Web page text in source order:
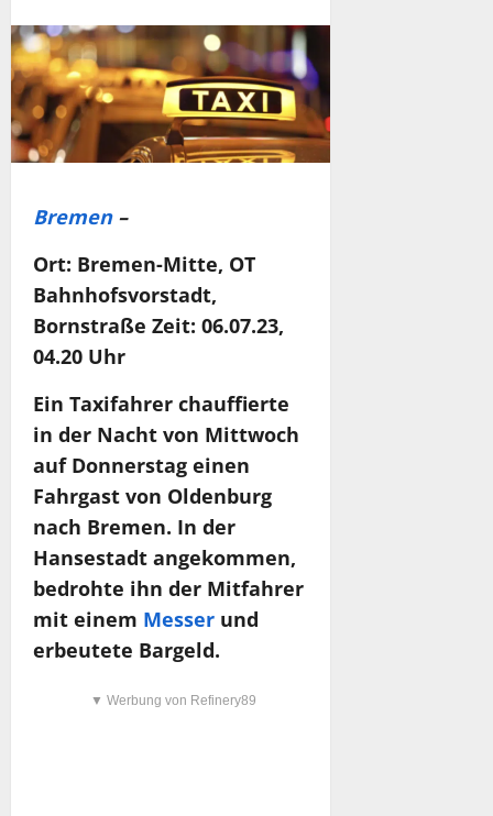
Bremen–
Ort: Bremen-Mitte, OT
Bahnhofsvorstadt,
Bornstraße Zeit: 06.07.23,
04.20 Uhr
Ein Taxifahrer chauffierte
in der Nacht von Mittwoch
auf Donnerstag einen
Fahrgast von Oldenburg
nach Bremen. In der
Hansestadt angekommen,
bedrohte ihn der Mitfahrer
mit einem Messer und
erbeutete Bargeld.
▼ Werbung von Refinery89